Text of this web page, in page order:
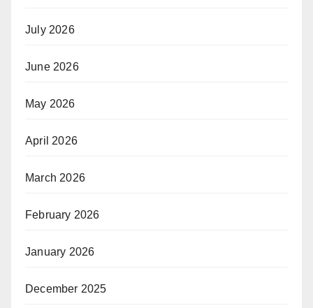
July 2026
June 2026
May 2026
April 2026
March 2026
February 2026
January 2026
December 2025